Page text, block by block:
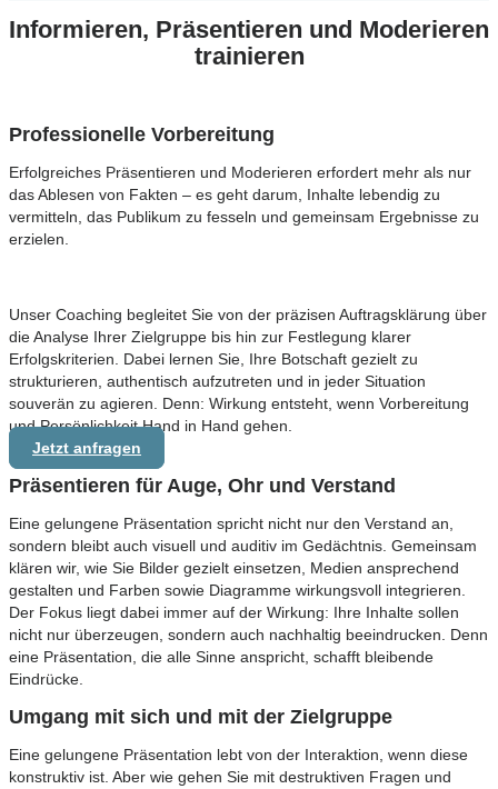
Informieren, Präsentieren und Moderieren
trainieren
Professionelle Vorbereitung
Erfolgreiches Präsentieren und Moderieren erfordert mehr als nur
das Ablesen von Fakten – es geht darum, Inhalte lebendig zu
vermitteln, das Publikum zu fesseln und gemeinsam Ergebnisse zu
erzielen.
Unser Coaching begleitet Sie von der präzisen Auftragsklärung über
die Analyse Ihrer Zielgruppe bis hin zur Festlegung klarer
Erfolgskriterien. Dabei lernen Sie, Ihre Botschaft gezielt zu
strukturieren, authentisch aufzutreten und in jeder Situation
souverän zu agieren. Denn: Wirkung entsteht, wenn Vorbereitung
und Persönlichkeit Hand in Hand gehen.
Jetzt anfragen
Präsentieren für Auge, Ohr und Verstand
Eine gelungene Präsentation spricht nicht nur den Verstand an,
sondern bleibt auch visuell und auditiv im Gedächtnis. Gemeinsam
klären wir, wie Sie Bilder gezielt einsetzen, Medien ansprechend
gestalten und Farben sowie Diagramme wirkungsvoll integrieren.
Der Fokus liegt dabei immer auf der Wirkung: Ihre Inhalte sollen
nicht nur überzeugen, sondern auch nachhaltig beeindrucken. Denn
eine Präsentation, die alle Sinne anspricht, schafft bleibende
Eindrücke.
Umgang mit sich und mit der Zielgruppe
Eine gelungene Präsentation lebt von der Interaktion, wenn diese
konstruktiv ist. Aber wie gehen Sie mit destruktiven Fragen und